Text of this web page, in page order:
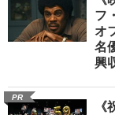
フ
オ
名
興
PR